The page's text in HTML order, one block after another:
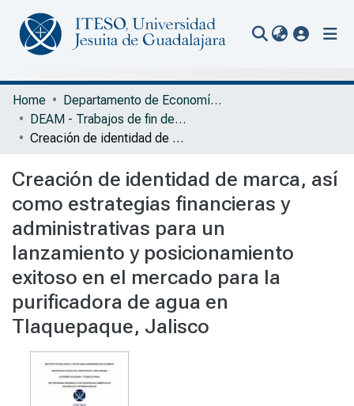
Communities & Collections
All of Repository
Portal Biblioteca
Home
Departamento de Economía, Administración y Mercadología
DEAM - Trabajos de fin de grado
Creación de identidad de marca, así como estrategias financieras y administrativas para un lanzamiento y posicionamiento exitoso en el mercado para la purificadora de agua en Tlaquepaque, Jalisco
Creación de identidad de marca, así
como estrategias financieras y
administrativas para un
lanzamiento y posicionamiento
exitoso en el mercado para la
purificadora de agua en
Tlaquepaque, Jalisco